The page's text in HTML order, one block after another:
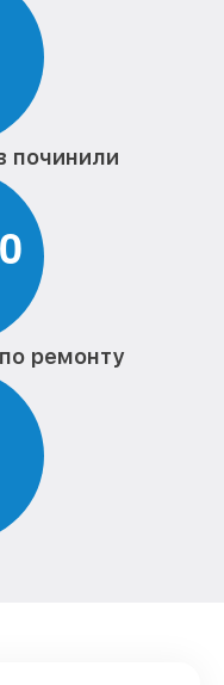
починили
0
ремонту